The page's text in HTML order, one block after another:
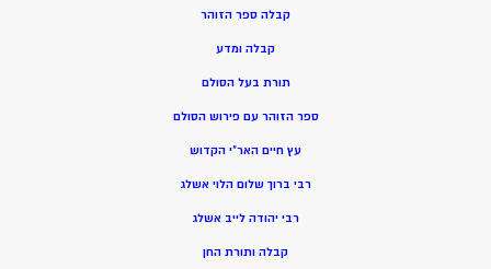
קבלה ספר הזוהר
קבלה ומדע
תורת בעל הסולם
ספר הזוהר עם פירוש הסולם
עץ חיים האר”י הקדוש
רבי ברוך שלום הלוי אשלג
רבי יהודה לייב אשלג
קבלה ותורת החן